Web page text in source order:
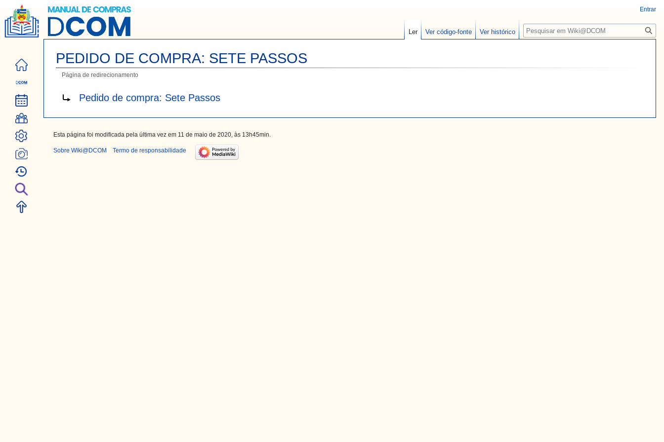
PEDIDO DE COMPRA: SETE PASSOS
Página de redirecionamento
para
para
Redirecionar para:
Pedido de compra: Sete Passos
Entrar
Ler Ver código-fonte Ver histórico Pesquisa
Esta página foi modificada pela última vez em 11 de maio de 2020, às 13h45min.
Sobre Wiki@DCOM Termo de responsabilidade